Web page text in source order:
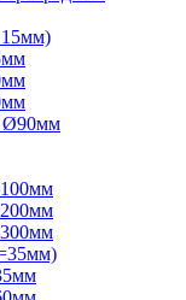
15мм)
Ø90мм